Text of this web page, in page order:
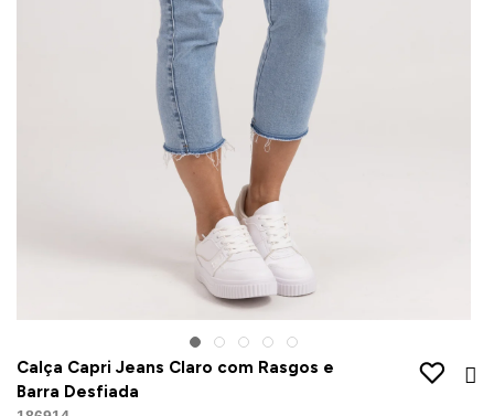
Calça Capri Jeans Claro com Rasgos e
Barra Desfiada